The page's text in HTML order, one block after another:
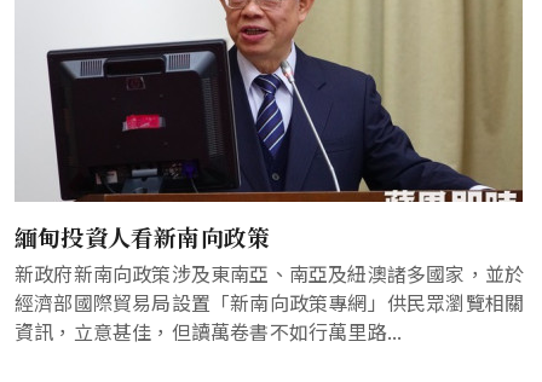
緬甸投資人看新南向政策
新政府新南向政策涉及東南亞、南亞及紐澳諸多國家，並於
經濟部國際貿易局設置「新南向政策專網」供民眾瀏覽相關
資訊，立意甚佳，但讀萬卷書不如行萬里路...